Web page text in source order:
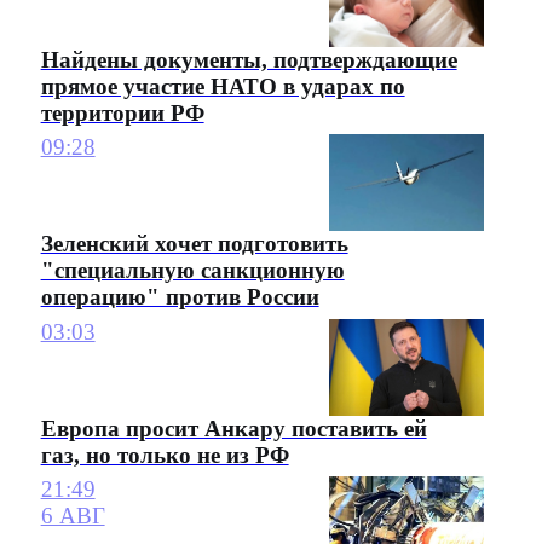
Найдены документы, подтверждающие
прямое участие НАТО в ударах по
территории РФ
09:28
Зеленский хочет подготовить
"специальную санкционную
операцию" против России
03:03
Европа просит Анкару поставить ей
газ, но только не из РФ
21:49
6 АВГ